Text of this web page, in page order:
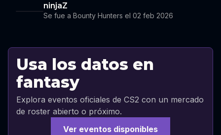
ninjaZ
Se fue a Bounty Hunters el 02 feb 2026
Usa los datos en
fantasy
Explora eventos oficiales de CS2 con un mercado
de roster abierto o próximo.
Ver eventos disponibles